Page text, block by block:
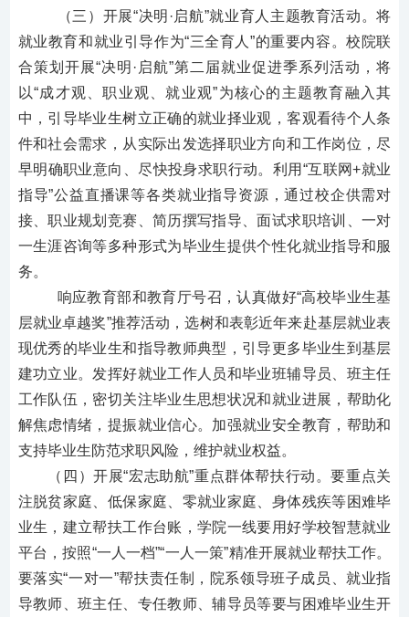
（三）开展“决明·启航”就业育人主题教育活动。将
就业教育和就业引导作为“三全育人”的重要内容。校院联
合策划开展“决明·启航”第二届就业促进季系列活动，将
以“成才观、职业观、就业观”为核心的主题教育融入其
中，引导毕业生树立正确的就业择业观，客观看待个人条
件和社会需求，从实际出发选择职业方向和工作岗位，尽
早明确职业意向、尽快投身求职行动。利用“互联网+就业
指导”公益直播课等各类就业指导资源，通过校企供需对
接、职业规划竞赛、简历撰写指导、面试求职培训、一对
一生涯咨询等多种形式为毕业生提供个性化就业指导和服
务。
响应教育部和教育厅号召，认真做好“高校毕业生基
层就业卓越奖”推荐活动，选树和表彰近年来赴基层就业表
现优秀的毕业生和指导教师典型，引导更多毕业生到基层
建功立业。发挥好就业工作人员和毕业班辅导员、班主任
工作队伍，密切关注毕业生思想状况和就业进展，帮助化
解焦虑情绪，提振就业信心。加强就业安全教育，帮助和
支持毕业生防范求职风险，维护就业权益。
（四）开展“宏志助航”重点群体帮扶行动。要重点关
注脱贫家庭、低保家庭、零就业家庭、身体残疾等困难毕
业生，建立帮扶工作台账，学院一线要用好学校智慧就业
平台，按照“一人一档”“一人一策”精准开展就业帮扶工作。
要落实“一对一”帮扶责任制，院系领导班子成员、就业指
导教师、班主任、专任教师、辅导员等要与困难毕业生开